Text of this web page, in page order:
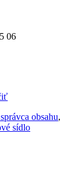
06
obsahu,
sídlo